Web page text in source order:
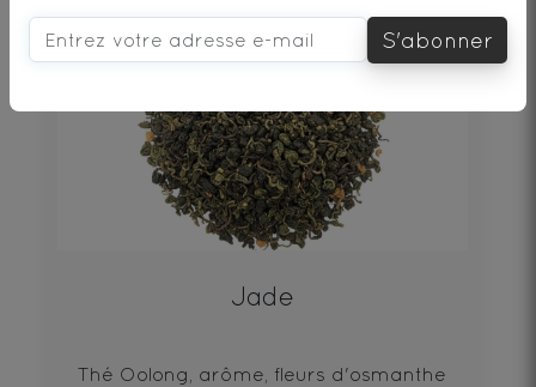
Jade
Thé Oolong, arôme, fleurs d'osmanthe
S'abonner